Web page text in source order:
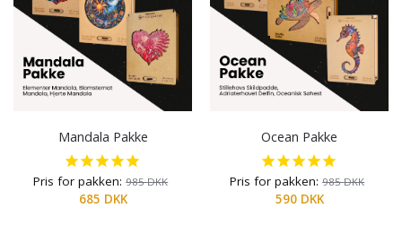
Mandala Pakke
Pris for pakken:985DKK
685 DKK
Ocean Pakke
Pris for pakken:985DKK
590 DKK